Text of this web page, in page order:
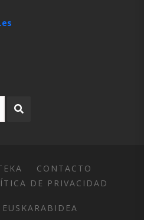
CONTACTO
DE PRIVACIDAD
EUSKARABIDEA